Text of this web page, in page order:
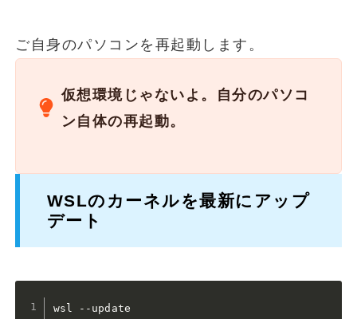
ご自身のパソコンを再起動します。
仮想環境じゃないよ。自分のパソコ
ン自体の再起動。
WSLのカーネルを最新にアップ
デート
wsl --update